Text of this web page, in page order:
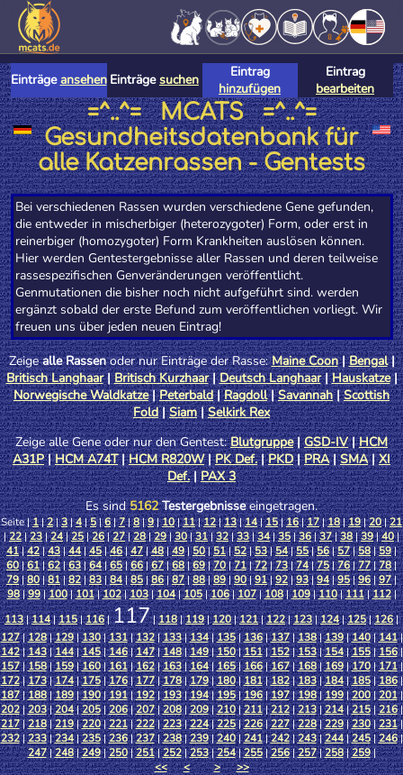
Einträgeansehen Einträgesuchen
Eintrag
hinzufügen
Eintrag
bearbeiten
=^..^= MCATS =^..^=
Gesundheitsdatenbank für
alle Katzenrassen - Gentests
Bei verschiedenen Rassen wurden verschiedene Gene gefunden,
die entweder in mischerbiger (heterozygoter) Form, oder erst in
reinerbiger (homozygoter) Form Krankheiten auslösen können.
Hier werden Gentestergebnisse aller Rassen und deren teilweise
rassespezifischen Genveränderungen veröffentlicht.
Genmutationen die bisher noch nicht aufgeführt sind. werden
ergänzt sobald der erste Befund zum veröffentlichen vorliegt. Wir
freuen uns über jeden neuen Eintrag!
Zeigealle Rassenoder nur Einträge der Rasse:Maine Coon|Bengal|
Britisch Langhaar|Britisch Kurzhaar|Deutsch Langhaar|Hauskatze|
Norwegische Waldkatze|Peterbald|Ragdoll|Savannah|Scottish
Fold|Siam|Selkirk Rex
Zeige alle Gene oder nur den Gentest:Blutgruppe|GSD-IV|HCM
A31P|HCM A74T|HCM R820W|PK Def.|PKD|PRA|SMA|XI
Def.|PAX 3
Es sind5162Testergebnisseeingetragen.
Seite |1|2|3|4|5|6|7|8|9|10|11|12|13|14|15|16|17|18|19|20|21
|22|23|24|25|26|27|28|29|30|31|32|33|34|35|36|37|38|39|40|
41|42|43|44|45|46|47|48|49|50|51|52|53|54|55|56|57|58|59|
60|61|62|63|64|65|66|67|68|69|70|71|72|73|74|75|76|77|78|
79|80|81|82|83|84|85|86|87|88|89|90|91|92|93|94|95|96|97|
98|99|100|101|102|103|104|105|106|107|108|109|110|111|112|
113|114|115|116|117|118|119|120|121|122|123|124|125|126|
127|128|129|130|131|132|133|134|135|136|137|138|139|140|141|
142|143|144|145|146|147|148|149|150|151|152|153|154|155|156|
157|158|159|160|161|162|163|164|165|166|167|168|169|170|171|
172|173|174|175|176|177|178|179|180|181|182|183|184|185|186|
187|188|189|190|191|192|193|194|195|196|197|198|199|200|201|
202|203|204|205|206|207|208|209|210|211|212|213|214|215|216|
217|218|219|220|221|222|223|224|225|226|227|228|229|230|231|
232|233|234|235|236|237|238|239|240|241|242|243|244|245|246|
247|248|249|250|251|252|253|254|255|256|257|258|259|
<<
< > >>